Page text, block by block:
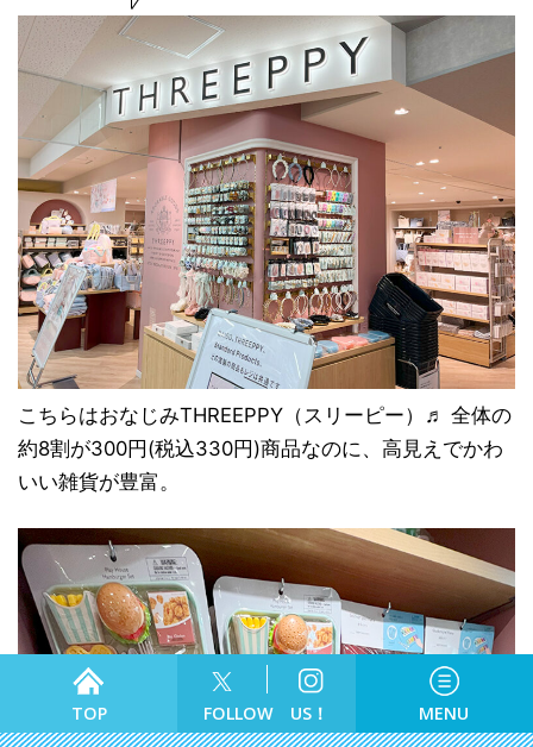
TOP FOLLOW US！ MENU
食べる
こちらはおなじみTHREEPPY（スリーピー）♬ 全体の
約8割が300円(税込330円)商品なのに、高見えでかわ
いい雑貨が豊富。